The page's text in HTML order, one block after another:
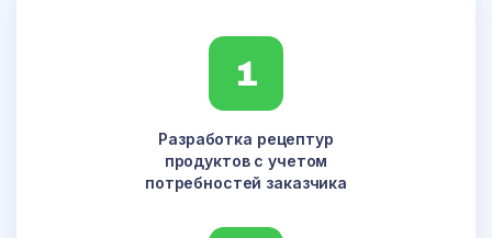
1
Разработка рецептур
продуктов с учетом
потребностей заказчика